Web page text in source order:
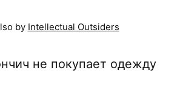
by Intellectual Outsiders
не покупает одежду